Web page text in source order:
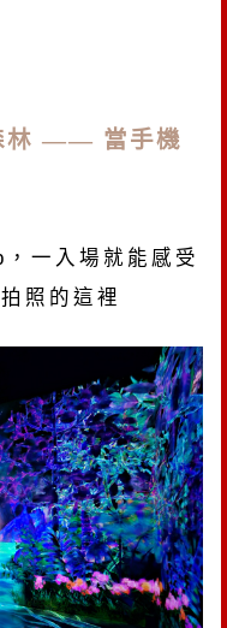
林 —— 當手機
一入場就能感受
照的這裡